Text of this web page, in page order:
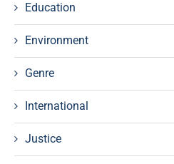
Education
Environment
Genre
International
Justice